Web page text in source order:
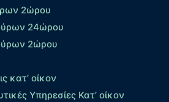
2ώρου
24ώρου
2ώρου
κατ’ οίκον
Υπηρεσίες Κατ’ οίκον